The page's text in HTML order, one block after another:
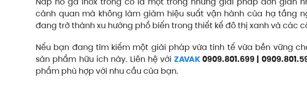
cảnh quan mà không làm giảm hiệu suất vận hành của hạ tầng
đang trở thành xu hướng phổ biến trong thiết kế đô thị xanh và các
Nếu bạn đang tìm kiếm một giải pháp vừa tinh tế vừa bền vững
sản phẩm hữu ích này. Liên hệ với ZAVAK0909.801.699 |
phẩm phù hợp với nhu cầu của bạn.